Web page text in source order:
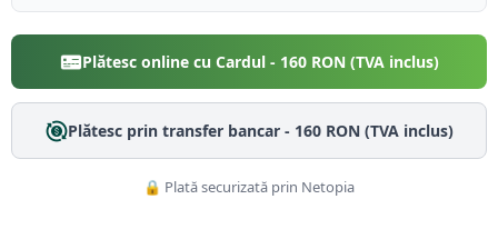
Plătesc online cu Cardul - 160RON (TVA inclus)
Plătesc prin transfer bancar - 160RON (TVA inclus)
🔒 Plată securizată prin Netopia